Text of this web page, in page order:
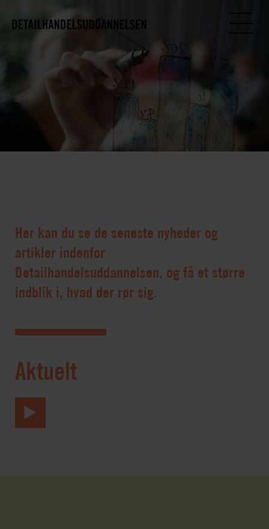
Her kan du se de seneste nyheder og
artikler indenfor
Detailhandelsuddannelsen, og få et større
indblik i, hvad der rør sig.
Aktuelt